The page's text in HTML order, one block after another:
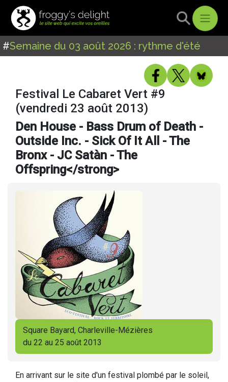
#Semaine du 03 août 2026 : rythme d'été
Festival Le Cabaret Vert #9
(vendredi 23 août 2013)
Den House - Bass Drum of Death -
Outside Inc. - Sick Of It All - The
Bronx - JC Satàn - The
Offspring</strong>
Square Bayard, Charleville-Mézières
du 22 au 25 août 2013
En arrivant sur le site d'un festival plombé par le soleil,